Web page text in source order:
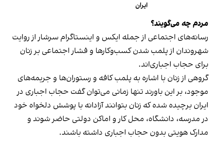
ایران
مردم چه می‌گویند؟
رسانه‎‌های اجتماعی از جمله ایکس و اینستاگرام سرشار از روایت
شهروندان از پلمب شدن کسب‌وکارها و فشار اجتماعی بر زنان
برای حجاب اجباری‌اند.
گروهی از زنان با اشاره به پلمب کافه و رستوران‌ها و جریمه‌های
موجود، بر این باورند تنها زمانی می‌توان گفت حجاب اجباری در
ایران برچیده شده که زنان بتوانند آزادانه با پوشش دلخواه خود
در مدرسه، دانشگاه، محل کار و اماکن دولتی حاضر شوند و
مدارک هویتی بدون حجاب اجباری داشته باشند.